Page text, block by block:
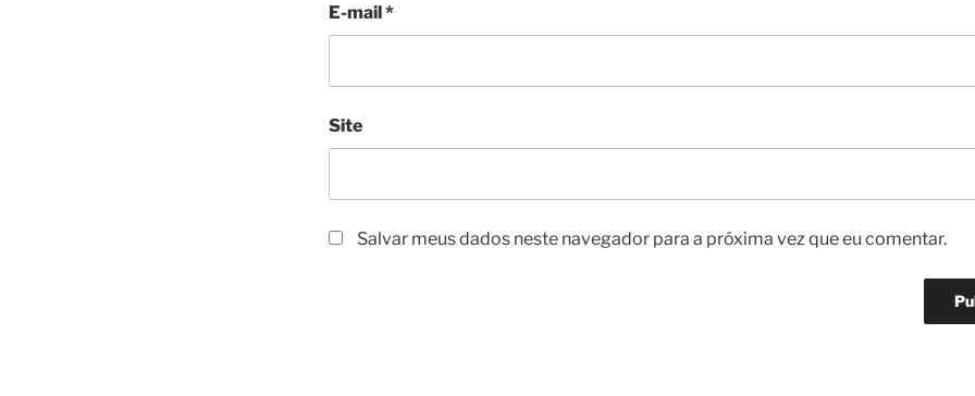
E-mail*
Site
Salvar meus dados neste navegador para a próxima vez que eu comentar.